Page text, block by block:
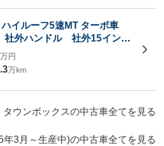
イルーフ5速MT ターボ車
外ハンドル 社外15インチ
クリーナー 社外LEDヘッ
ィンドウ キーレス パワス
万円
万km
タウンボックスの中古車全てを見る
3月～生産中)の中古車全てを見る